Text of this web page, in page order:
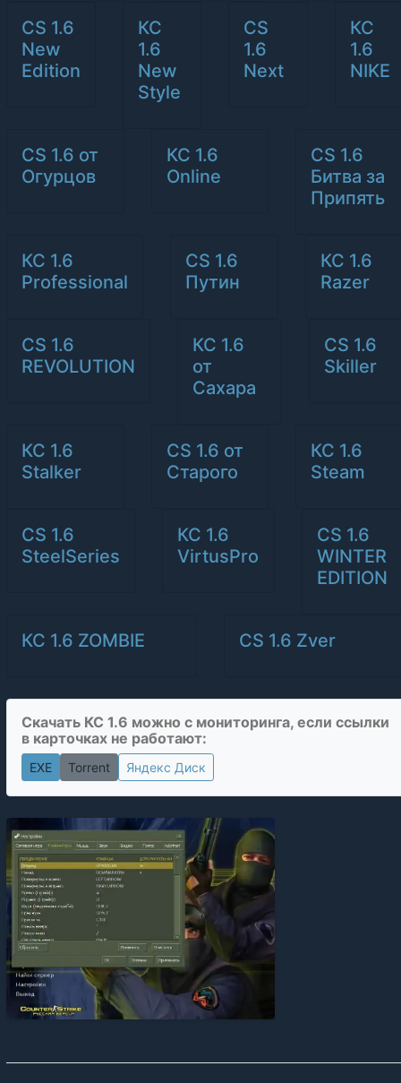
CS 1.6
New
Edition
КС
1.6
New
Style
CS
1.6
Next
КС
1.6
NIKE
CS 1.6 от
Огурцов
КС 1.6
Online
CS 1.6
Битва за
Припять
КС 1.6
Professional
CS 1.6
Путин
КС 1.6
Razer
CS 1.6
REVOLUTION
КС 1.6
от
Сахара
CS 1.6
Skiller
КС 1.6
Stalker
CS 1.6 от
Старого
КС 1.6
Steam
CS 1.6
SteelSeries
КС 1.6
VirtusPro
CS 1.6
WINTER
EDITION
КС 1.6 ZOMBIE CS 1.6 Zver
Скачать КС 1.6 можно с мониторинга, если ссылки
в карточках не работают:
EXE Torrent Яндекс Диск